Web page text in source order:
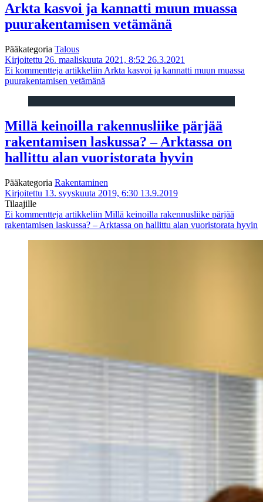
Arkta kasvoi ja kannatti muun muassa
puurakentamisen vetämänä
Pääkategoria Talous
Kirjoitettu 26. maaliskuuta 2021, 8:52 26.3.2021
Ei kommentteja artikkeliin Arkta kasvoi ja kannatti muun muassa
puurakentamisen vetämänä
Millä keinoilla rakennusliike pärjää
rakentamisen laskussa? – Arktassa on
hallittu alan vuoristorata hyvin
Pääkategoria Rakentaminen
Kirjoitettu 13. syyskuuta 2019, 6:30 13.9.2019
Tilaajille
Ei kommentteja artikkeliin Millä keinoilla rakennusliike pärjää
rakentamisen laskussa? – Arktassa on hallittu alan vuoristorata hyvin